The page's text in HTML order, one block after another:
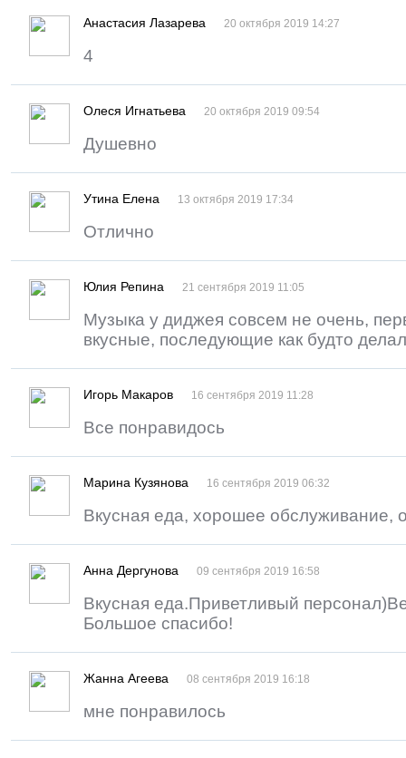
Анастасия Лазарева 20 октября 2019 14:27
4
Олеся Игнатьева 20 октября 2019 09:54
Душевно
Утина Елена 13 октября 2019 17:34
Отлично
Юлия Репина 21 сентября 2019 11:05
Музыка у диджея совсем не очень,
вкусные, последующие как будто
Игорь Макаров 16 сентября 2019 11:28
Все понравидось
Марина Кузянова 16 сентября 2019 06:32
Вкусная еда, хорошее обслуживание,
Анна Дергунова 09 сентября 2019 16:58
Вкусная еда.Приветливый
Большое спасибо!
Жанна Агеева 08 сентября 2019 16:18
мне понравилось